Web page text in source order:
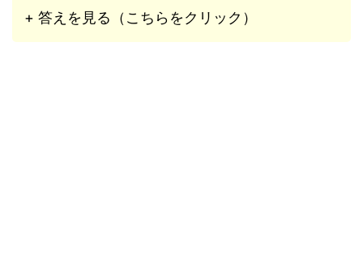
+ 答えを見る（こちらをクリック）